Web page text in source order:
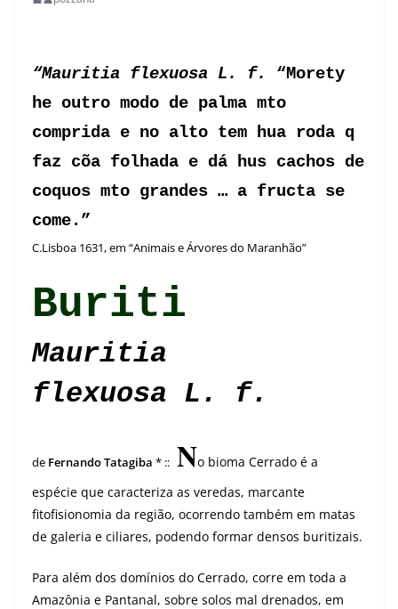
“Mauritia flexuosa L. f. “Morety
he outro modo de palma mto
comprida e no alto tem hua roda q
faz cõa folhada e dá hus cachos de
coquos mto grandes … a fructa se
come.”
C.Lisboa 1631, em “Animais e Árvores do Maranhão”
Buriti
Mauritia
flexuosa L. f.
de Fernando Tatagiba * :: No bioma Cerrado é a
espécie que caracteriza as veredas, marcante
fitofisionomia da região, ocorrendo também em matas
de galeria e ciliares, podendo formar densos buritizais.
Para além dos domínios do Cerrado, corre em toda a
Amazônia e Pantanal, sobre solos mal drenados, em